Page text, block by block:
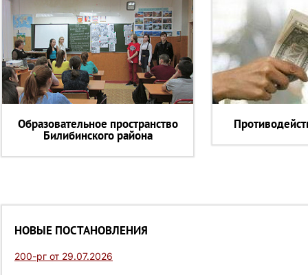
Образовательное пространство
Билибинского района
НОВЫЕ ПОСТАНОВЛЕНИЯ
200-рг от 29.07.2026